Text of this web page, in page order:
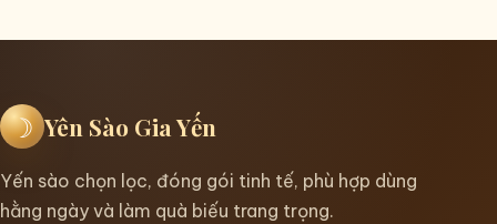
☽ Yên Sào Gia Yến
Yến sào chọn lọc, đóng gói tinh tế, phù hợp dùng
hằng ngày và làm quà biếu trang trọng.